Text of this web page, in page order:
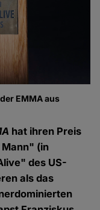
EMMA aus
hat ihren Preis
(in
des US-
als das